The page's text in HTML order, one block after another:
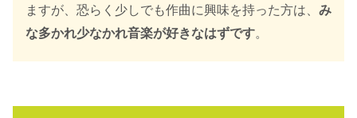
ますが、恐らく少しでも作曲に興味を持った方は、 み
な多かれ少なかれ音楽が好きなはずです。